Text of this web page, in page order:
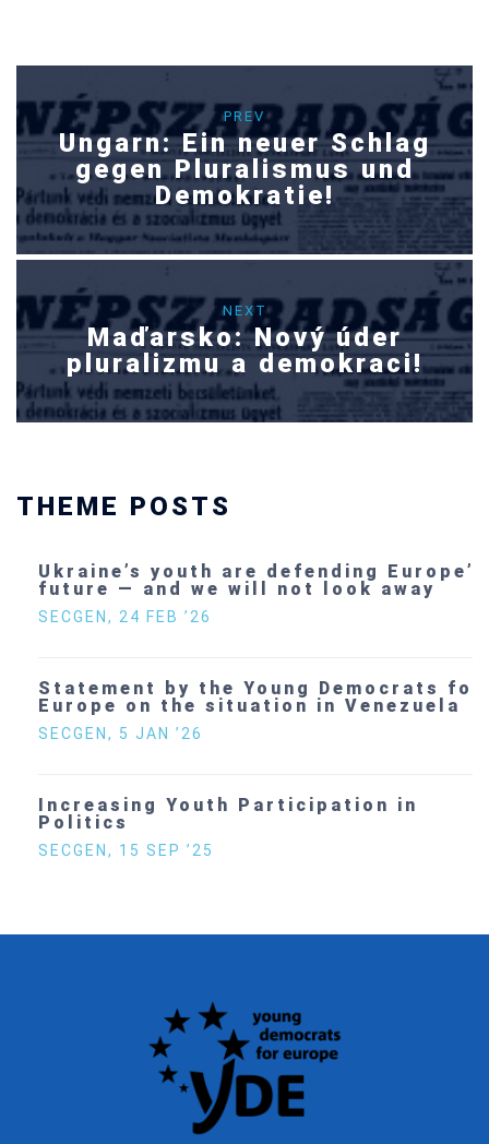
PREV
Ungarn: Ein neuer Schlag
gegen Pluralismus und
Demokratie!
NEXT
Maďarsko: Nový úder
pluralizmu a demokraci!
THEME POSTS
Ukraine’s youth are defending Europe’s
future — and we will not look away
SECGEN , 24 FEB ’26
Statement by the Young Democrats for
Europe on the situation in Venezuela
SECGEN , 5 JAN ’26
Increasing Youth Participation in
Politics
SECGEN , 15 SEP ’25